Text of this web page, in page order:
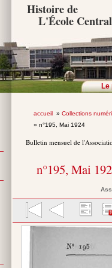
Histoire de
L'École
Le
accueil» Collections
» n°195, Mai 1924
Bulletin mensuel de
n°195, Mai